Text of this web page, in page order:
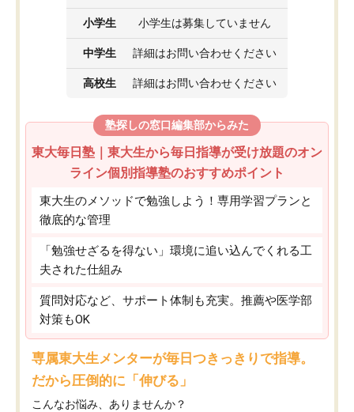
小学生 小学生は募集していません
中学生 詳細はお問い合わせください
高校生 詳細はお問い合わせください
塾探しの窓口編集部からみた
東大毎日塾｜東大生から毎日指導が受け放題のオン
ライン個別指導塾のおすすめポイント
東大生のメソッドで勉強しよう！専用学習プランと
徹底的な管理
「勉強せざるを得ない」環境に追い込んでくれる工
夫された仕組み
質問対応など、サポート体制も充実。推薦や医学部
対策もOK
専属東大生メンターが毎日つきっきりで指導。
だから圧倒的に「伸びる」
こんなお悩み、ありませんか？